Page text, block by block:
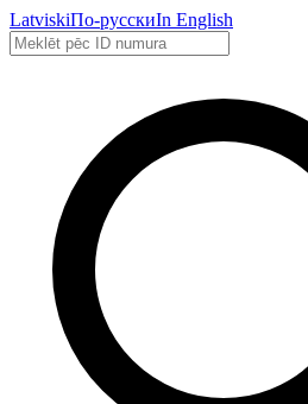
LatviskiПо-русскиIn English